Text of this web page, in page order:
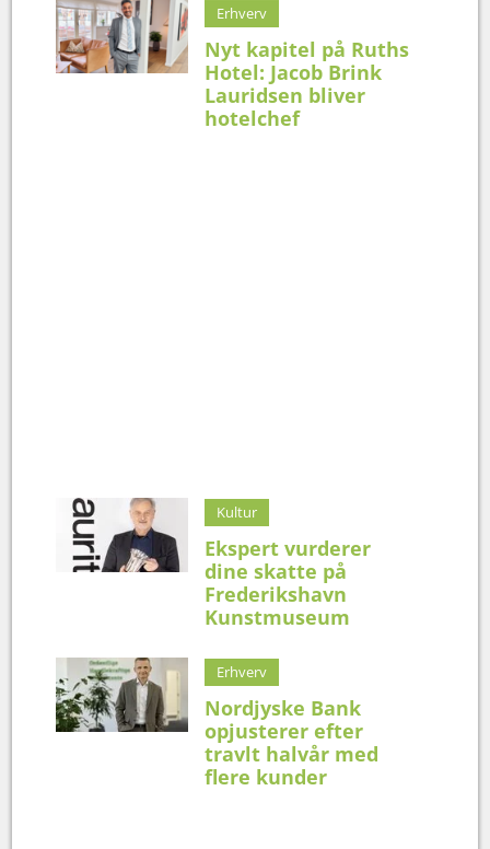
Erhverv
Nyt kapitel på Ruths
Hotel: Jacob Brink
Lauridsen bliver
hotelchef
Kultur
Ekspert vurderer
dine skatte på
Frederikshavn
Kunstmuseum
Erhverv
Nordjyske Bank
opjusterer efter
travlt halvår med
flere kunder